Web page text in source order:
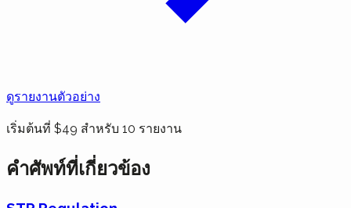
ดูรายงานตัวอย่าง
เริ่มต้นที่ $49 สำหรับ 10 รายงาน
คำศัพท์ที่เกี่ยวข้อง